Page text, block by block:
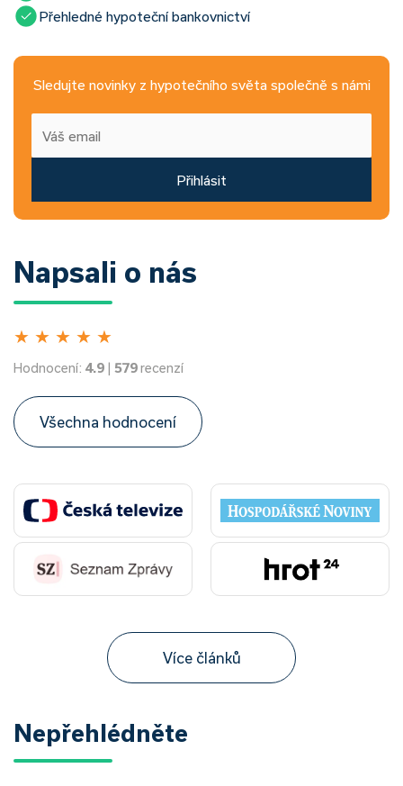
Přehledné hypoteční bankovnictví
Sledujte novinky z hypotečního světa společně s námi
Přihlásit
Napsali o nás
★ ★ ★ ★ ★
Hodnocení: 4.9 | 579recenzí
Všechna hodnocení
Více článků
Nepřehlédněte